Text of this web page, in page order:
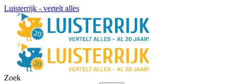
Luisterrijk - vertelt alles
Zoek